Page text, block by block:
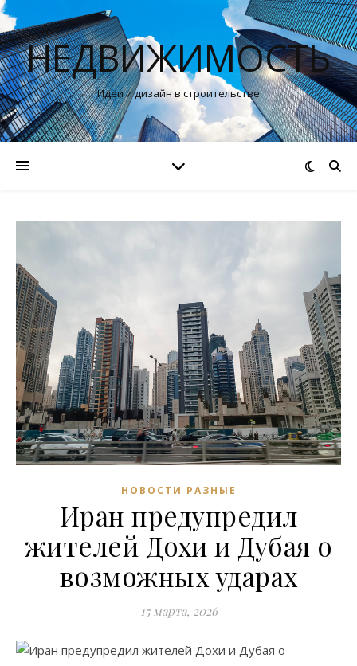
НЕДВИЖИМОСТЬ
Идеи и дизайн в строительстве
НОВОСТИ РАЗНЫЕ
Иран предупредил
жителей Дохи и Дубая о
возможных ударах
15 марта, 2026